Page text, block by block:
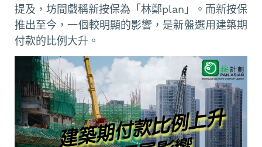
提及，坊間戲稱新按保為「林鄭plan」。而新按保
推出至今，一個較明顯的影響，是新盤選用建築期
付款的比例大升。